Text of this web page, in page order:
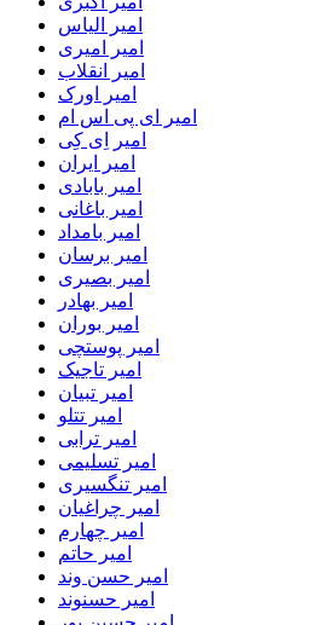
امیر الیاس
امیر امیری
امیر انقلاب
امیر اورک
امیر ای پی اس ام
امیر اِی کِی
امیر ایران
امیر بابادی
امیر باغانی
امیر بامداد
امیر برسان
امیر بصیری
امیر بهادر
امیر بوران
امیر پوستچی
امیر تاجیک
امیر تبیان
امیر تتلو
امیر ترابی
امیر تسلیمی
امیر تنگسیری
امیر چراغیان
امیر چهارم
امیر حاتم
امیر حسن وند
امیر حسنوند